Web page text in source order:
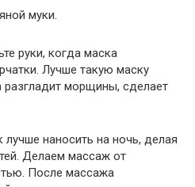
муки.
руки, когда маска
Лучше такую маску
разгладит морщины, сделает
лучше наносить на ночь, делая
Делаем массаж от
После массажа